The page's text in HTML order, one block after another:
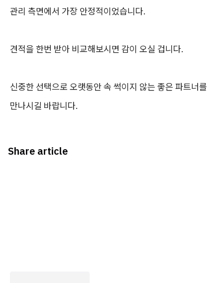
관리 측면에서 가장 안정적이었습니다.
견적을 한번 받아 비교해보시면 감이 오실 겁니다.
신중한 선택으로 오랫동안 속 썩이지 않는 좋은 파트너를
만나시길 바랍니다.
Share article